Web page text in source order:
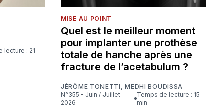
MISE AU POINT
Quel est le meilleur moment
pour implanter une prothèse
totale de hanche après une
fracture de l’acetabulum ?
JÉRÔME TONETTI ,MEDHI BOUDISSA
N°355 - Juin / Juillet
2026
Temps de lecture : 15
min